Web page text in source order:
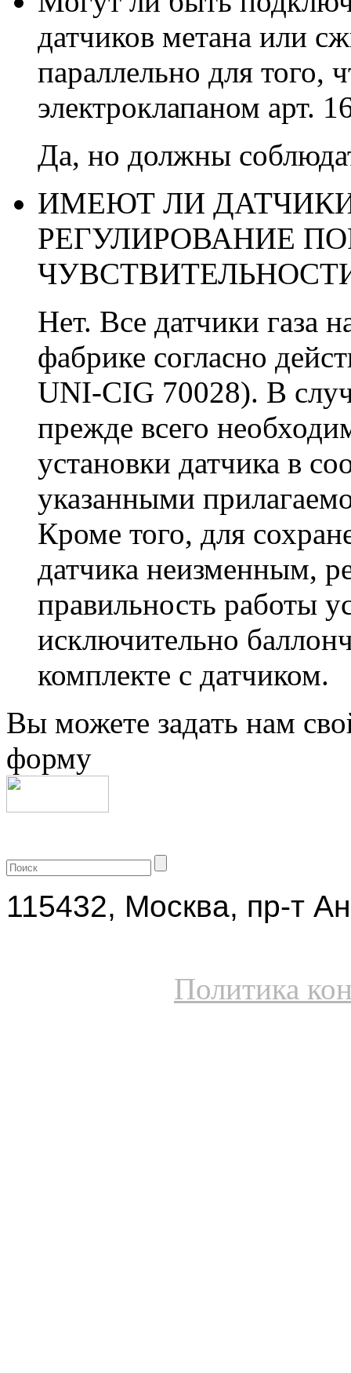
датчиков метана или
параллельно для того,
электроклапаном арт.
Да, но должны
ИМЕЮТ ЛИ ДАТЧИКИ
РЕГУЛИРОВАНИЕ
Нет. Все датчики газа
фабрике согласно
UNI-CIG 70028). В
прежде всего
установки датчика в
указанными
Кроме того, для
датчика неизменным,
правильность работы
исключительно
комплекте с датчиком.
Вы можете задать нам
форму
115432, Москва, пр-т
Политика